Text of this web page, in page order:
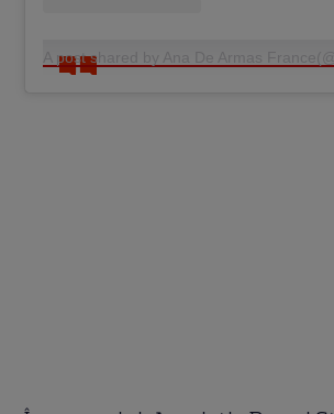
A post shared by Ana De Armas